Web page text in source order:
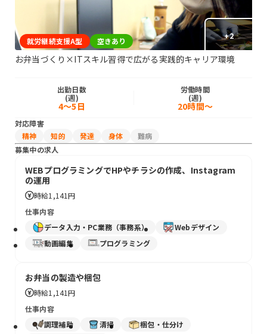
+2
就労継続支援A型 空きあり
お弁当づくり×ITスキル習得で広がる実践的キャリア環境
出勤日数
(週)
4～5日
労働時間
(週)
20時間～
対応障害
精神
知的 発達 身体
難病
募集中の求人
WEBプログラミングでHPやチラシの作成、Instagram
の運用
時給1,141円
仕事内容
データ入力・PC業務（事務系）
Webデザイン
動画編集
プログラミング
お弁当の製造や梱包
時給1,141円
仕事内容
調理補助
清掃
梱包・仕分け